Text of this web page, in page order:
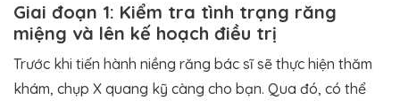
Giai đoạn 1: Kiểm tra tình trạng răng
miệng và lên kế hoạch điều trị
Trước khi tiến hành niềng răng bác sĩ sẽ thực hiện thăm
khám, chụp X quang kỹ càng cho bạn. Qua đó, có thể